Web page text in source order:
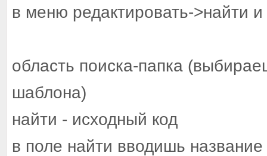
в меню редактировать->найти
область поиска-папка
шаблона)
найти - исходный код
в поле найти вводишь